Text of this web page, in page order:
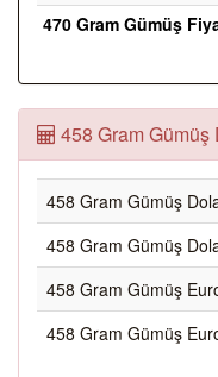
470 Gram Gümüş
458 Gram
458 Gram Gümüş
458 Gram Gümüş
458 Gram Gümüş
458 Gram Gümüş